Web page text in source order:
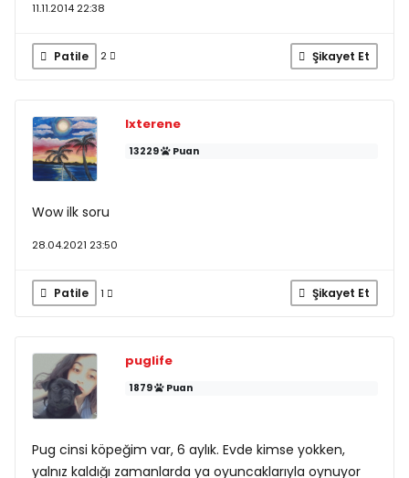
11.11.2014 22:38
Patile 2 Şikayet Et
Ixterene
13229 Puan
Wow ilk soru
28.04.2021 23:50
Patile 1 Şikayet Et
puglife
1879 Puan
Pug cinsi köpeğim var, 6 aylık. Evde kimse yokken,
yalnız kaldığı zamanlarda ya oyuncaklarıyla oynuyor